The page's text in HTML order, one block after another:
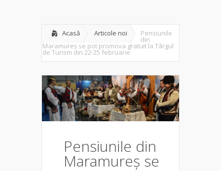
Acasă Articole noi Pensiunile
din
Maramureș se pot promova gratuit la Târgul
de Turism din 22-25 februarie
Pensiunile din
Maramureș se